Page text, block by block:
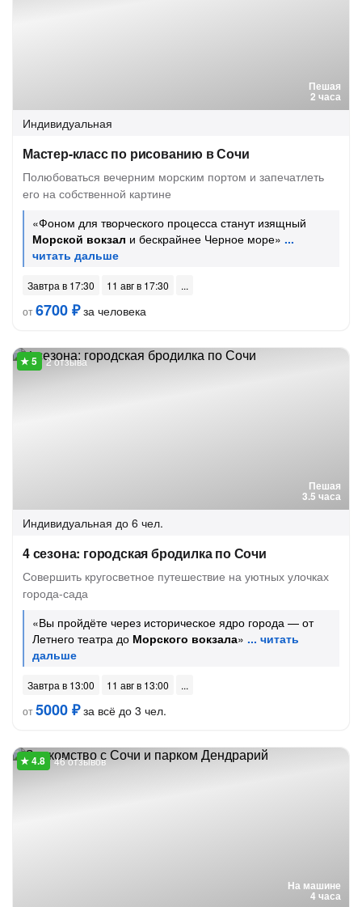
Пешая
2 часа
Индивидуальная
Мастер-класс по рисованию в Сочи
Полюбоваться вечерним морским портом и запечатлеть
его на собственной картине
«Фоном для творческого процесса станут изящный
Морской вокзал и бескрайнее Черное море»
Завтра в 17:30
11 авг в 17:30
от6700 ₽за человека
Пешая
3.5 часа
2 отзыва
Индивидуальная до 6 чел.
4 сезона: городская бродилка по Сочи
Совершить кругосветное путешествие на уютных улочках
города-сада
«Вы пройдёте через историческое ядро города — от
Летнего театра до Морского вокзала»
Завтра в 13:00
11 авг в 13:00
от5000 ₽за всё до 3 чел.
На машине
4 часа
46 отзывов